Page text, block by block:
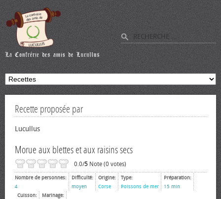
Recette proposée par
Lucullus
Morue aux blettes et aux raisins secs
0.0/5 Note (0 votes)
Nombre de personnes:
4
Difficulté:
moyen
Origine:
Corse
Type:
Poissons de mer
Préparation:
15 min
Cuisson:
Marinage: